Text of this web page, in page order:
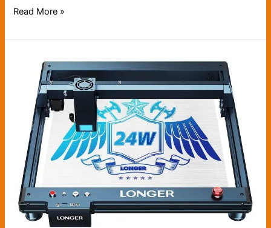
Read More »
Laser
Engraving
Machine
Printer
450×440
mm
Precision
Laser